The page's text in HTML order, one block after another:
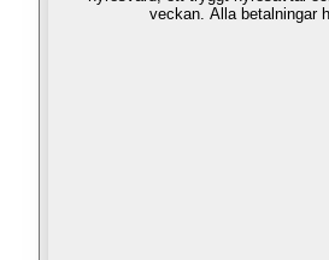
veckan. Alla betalningar